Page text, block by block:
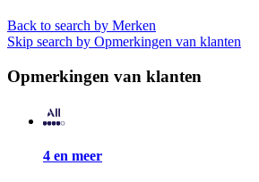
Back to search by Merken
Skip search by Opmerkingen van klanten
Opmerkingen van klanten
4 en meer